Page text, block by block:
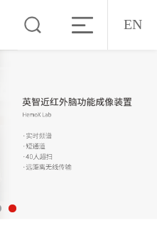
EN